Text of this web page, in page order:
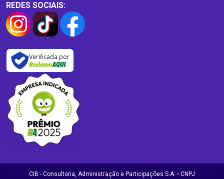
REDES SOCIAIS:
Verificada por
CIB - Consultoria, Administração e Participações S.A. • CNPJ